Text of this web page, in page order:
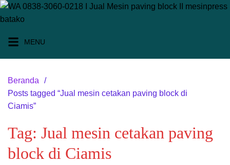
Langsung
ke
MENU
Beranda
Posts tagged “Jual mesin cetakan paving block di
Ciamis”
Tag: Jual mesin cetakan paving
block di Ciamis